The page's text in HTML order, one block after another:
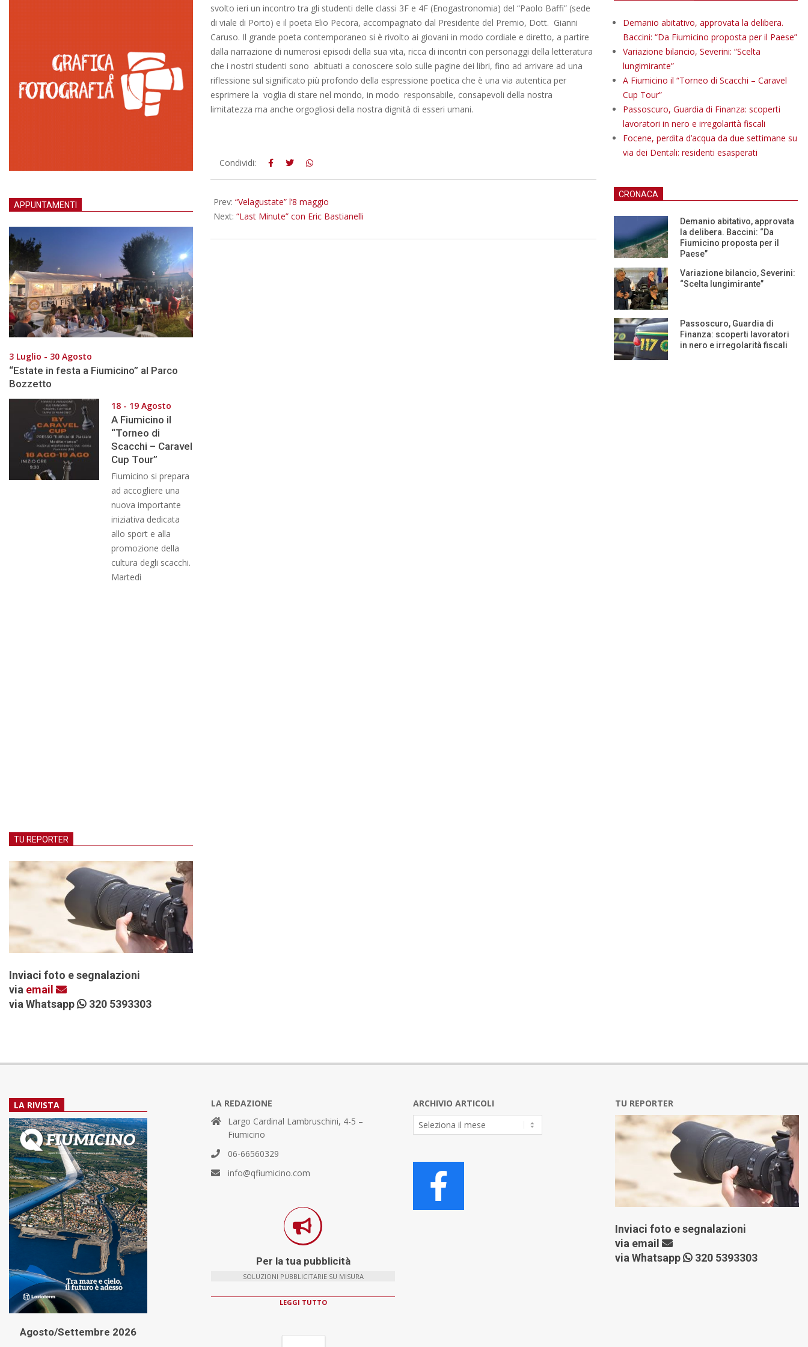
svolto ieri un incontro tra gli studenti delle classi 3F e 4F (Enogastronomia) del “Paolo Baffi” (sede
di viale di Porto) e il poeta Elio Pecora, accompagnato dal Presidente del Premio, Dott. Gianni
Caruso. Il grande poeta contemporaneo si è rivolto ai giovani in modo cordiale e diretto, a partire
dalla narrazione di numerosi episodi della sua vita, ricca di incontri con personaggi della letteratura
che i nostri studenti sono abituati a conoscere solo sulle pagine dei libri, fino ad arrivare ad una
riflessione sul significato più profondo della espressione poetica che è una via autentica per
esprimere la voglia di stare nel mondo, in modo responsabile, consapevoli della nostra
limitatezza ma anche orgogliosi della nostra dignità di esseri umani.
2016-
05-
Condividi:
Prev: “Velagustate” l’8 maggio
Next: “Last Minute” con Eric Bastianelli
APPUNTAMENTI
3 Luglio - 30 Agosto
“Estate in festa a Fiumicino” al Parco
Bozzetto
18 - 19 Agosto
A Fiumicino il
“Torneo di
Scacchi – Caravel
Cup Tour”
Fiumicino si prepara
ad accogliere una
nuova importante
iniziativa dedicata
allo sport e alla
promozione della
cultura degli scacchi.
Martedì
TU REPORTER
Inviaci foto e segnalazioni
via email
via Whatsapp
320 5393303
Demanio abitativo, approvata la delibera.
Baccini: “Da Fiumicino proposta per il Paese”
Variazione bilancio, Severini: “Scelta
lungimirante”
A Fiumicino il “Torneo di Scacchi – Caravel
Cup Tour”
Passoscuro, Guardia di Finanza: scoperti
lavoratori in nero e irregolarità fiscali
Focene, perdita d’acqua da due settimane su
via dei Dentali: residenti esasperati
CRONACA
Demanio abitativo, approvata
la delibera. Baccini: “Da
Fiumicino proposta per il
Paese”
Variazione bilancio, Severini:
“Scelta lungimirante”
Passoscuro, Guardia di
Finanza: scoperti lavoratori
in nero e irregolarità fiscali
LA RIVISTA
Agosto/Settembre 2026
LA REDAZIONE
Largo Cardinal Lambruschini, 4-5 –
Fiumicino
06-66560329
info@qfiumicino.com
Per la tua pubblicità
SOLUZIONI PUBBLICITARIE SU MISURA
LEGGI TUTTO
ARCHIVIO ARTICOLI
Archivio
Articoli
TU REPORTER
Inviaci foto e segnalazioni
via email
via Whatsapp
320 5393303